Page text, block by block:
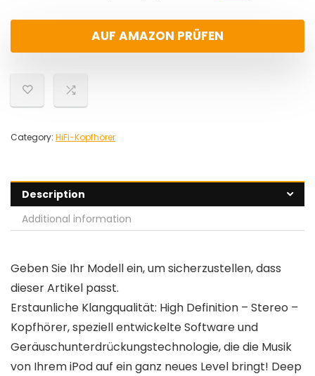
AUF AMAZON PRÜFEN
Category: HiFi-Kopfhörer
Description
Additional information
Geben Sie Ihr Modell ein, um sicherzustellen, dass
dieser Artikel passt.
Erstaunliche Klangqualität: High Definition – Stereo –
Kopfhörer, speziell entwickelte Software und
Geräuschunterdrückungstechnologie, die die Musik
von Ihrem iPod auf ein ganz neues Level bringt! Deep